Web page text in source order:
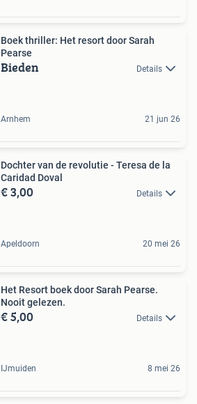
Boek thriller: Het resort door Sarah
Pearse
Bieden Details
Arnhem 21 jun 26
Dochter van de revolutie - Teresa de la
Caridad Doval
€ 3,00 Details
Apeldoorn 20 mei 26
Het Resort boek door Sarah Pearse.
Nooit gelezen.
€ 5,00 Details
IJmuiden 8 mei 26